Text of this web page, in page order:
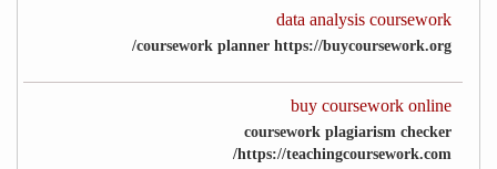
data analysis coursework
coursework planner https://buycoursework.org/
buy coursework online
coursework plagiarism checker
https://teachingcoursework.com/